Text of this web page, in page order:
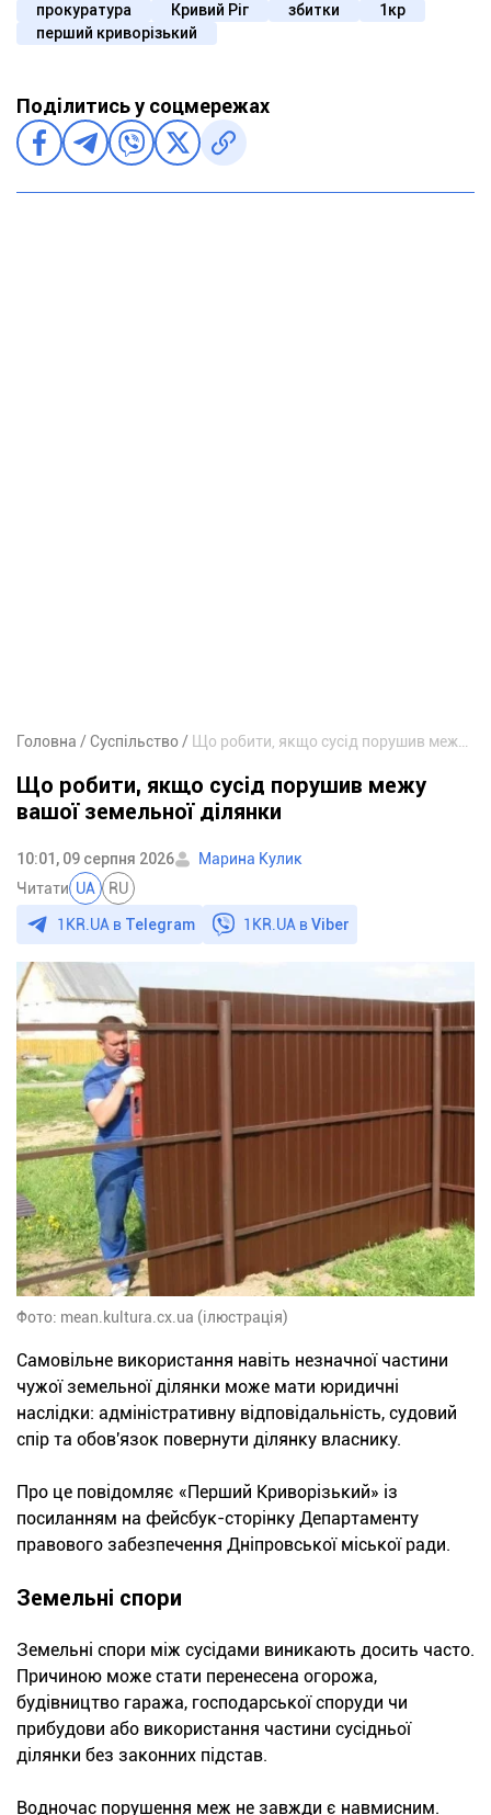
прокуратура Кривий Ріг збитки
1кр
перший криворізький
Поділитись у соцмережах
Головна Суспільство
Що робити, якщо сусід порушив межу
вашої земельної ділянки
10:01, 09 серпня 2026
Марина Кулик
Читати UA RU
1KR.UA в Telegram 1KR.UA вViber
Фото: mean.kultura.cx.ua (ілюстрація)
Самовільне використання навіть незначної частини
чужої земельної ділянки може мати юридичні
наслідки: адміністративну відповідальність, судовий
спір та обов'язок повернути ділянку власнику.
Про це повідомляє «Перший Криворізький» із
посиланням на фейсбук-сторінку Департаменту
правового забезпечення Дніпровської міської ради.
Земельні спори
Земельні спори між сусідами виникають досить часто.
Причиною може стати перенесена огорожа,
будівництво гаража, господарської споруди чи
прибудови або використання частини сусідньої
ділянки без законних підстав.
Водночас порушення меж не завжди є навмисним.